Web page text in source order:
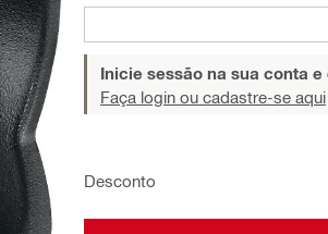
Inicie sessão na sua conta
Faça login ou cadastre-se aqui
Desconto